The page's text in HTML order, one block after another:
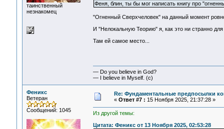
таинственный
незнакомец
Феня, блин, ты бы мог написать книгу про
"Огненный Сверхчеловек" на данный момент
И "Нелокальную Теорию" я, как это ни странно
Там ей самое место...
— Do you believe in God?
— I believe in Myself. (c)
Феникс
Ветеран
Сообщений: 1045
Re: Фундаментальные предпосылки
« Ответ #7 : 15 Ноября 2025, 21:37:28 »
Из другой темы:
Цитата: Феникс от 13 Ноября 2025, 02:53:28